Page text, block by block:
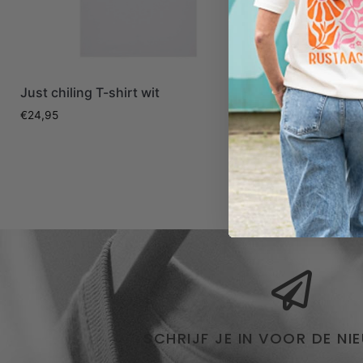
Just chiling T-shirt wit
€24,95
Good
24,95
SCHRIJF JE IN VOOR DE